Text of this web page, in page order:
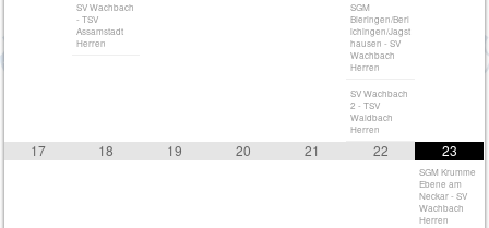
SV Wachbach
- TSV
Assamstadt
Herren
SGM
Bieringen/Berl
ichingen/Jagst
hausen - SV
Wachbach
Herren
SV Wachbach
2 - TSV
Waldbach
Herren
17 18 19 20 21 22 23
SGM Krumme
Ebene am
Neckar - SV
Wachbach
Herren